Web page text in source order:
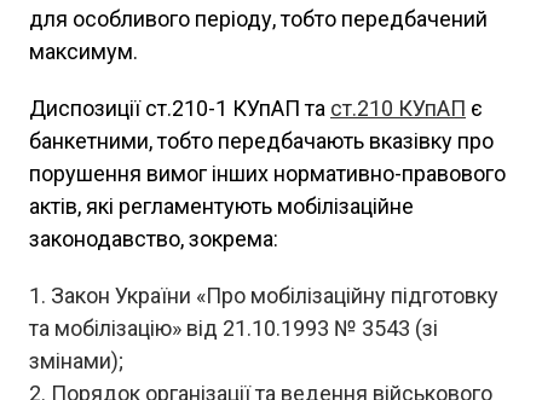
для особливого періоду, тобто передбачений
максимум.
Диспозиції ст.210-1 КУпАП та ст.210 КУпАП є
банкетними, тобто передбачають вказівку про
порушення вимог інших нормативно-правового
актів, які регламентують мобілізаційне
законодавство, зокрема:
Закон України «Про мобілізаційну підготовку
та мобілізацію» від 21.10.1993 № 3543 (зі
змінами);
Порядок організації та ведення військового